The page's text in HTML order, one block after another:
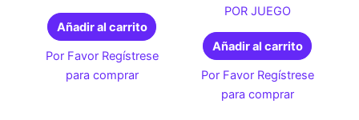
Añadir al carrito
Por Favor Regístrese
para comprar
POR JUEGO
Añadir al carrito
Por Favor Regístrese
para comprar